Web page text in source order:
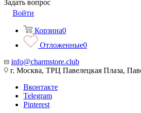
Задать вопрос
Войти
Корзина0
Отложенные0
info@charmstore.club
г. Москва, ТРЦ Павелецкая Плаза,
Вконтакте
Telegram
Pinterest